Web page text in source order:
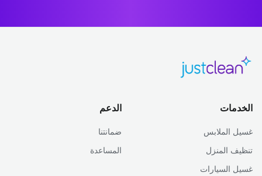
الخدمات
غسيل الملابس
تنظيف المنزل
غسيل السيارات
الدعم
ضمانتنا
المساعدة